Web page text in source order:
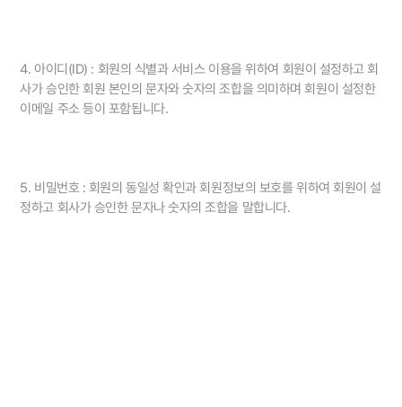
4. 아이디(ID) : 회원의 식별과 서비스 이용을 위하여 회원이 설정하고 회
사가 승인한 회원 본인의 문자와 숫자의 조합을 의미하며 회원이 설정한
이메일 주소 등이 포함됩니다.
5. 비밀번호 : 회원의 동일성 확인과 회원정보의 보호를 위하여 회원이 설
정하고 회사가 승인한 문자나 숫자의 조합을 말합니다.